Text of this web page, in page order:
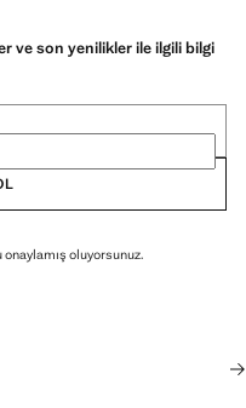
ve son yenilikler ile ilgili bilgi
oluyorsunuz.